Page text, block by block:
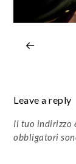
Leave a reply
Il tuo indirizzo
obbligatori